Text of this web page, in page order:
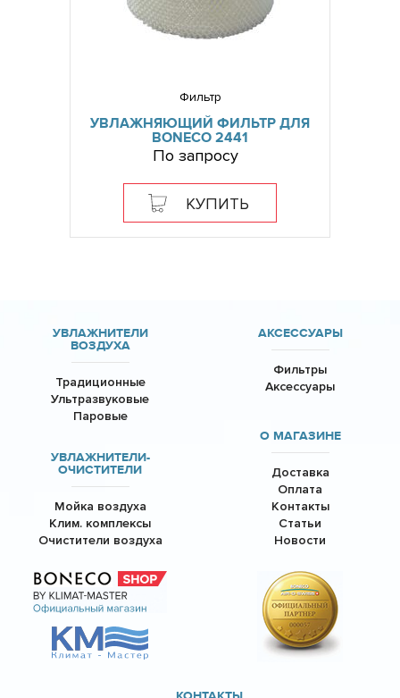
Фильтр
УВЛАЖНЯЮЩИЙ ФИЛЬТР ДЛЯ
BONECO 2441
По запросу
КУПИТЬ
УВЛАЖНИТЕЛИ
ВОЗДУХА
Традиционные
Ультразвуковые
Паровые
УВЛАЖНИТЕЛИ-
ОЧИСТИТЕЛИ
Мойка воздуха
Клим. комплексы
Очистители воздуха
АКСЕССУАРЫ
Фильтры
Аксессуары
О МАГАЗИНЕ
Доставка
Оплата
Контакты
Статьи
Новости